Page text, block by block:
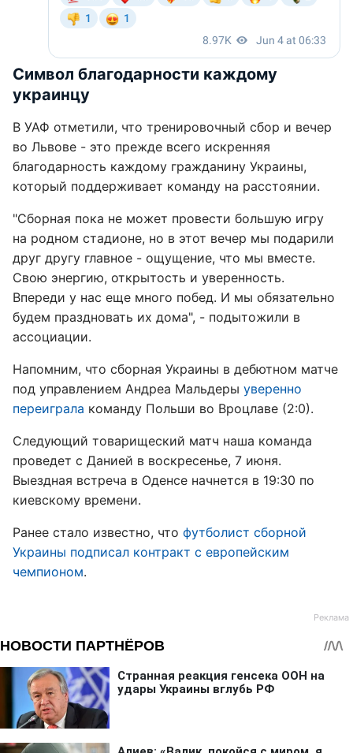
Символ благодарности каждому
украинцу
В УАФ отметили, что тренировочный сбор и вечер
во Львове - это прежде всего искренняя
благодарность каждому гражданину Украины,
который поддерживает команду на расстоянии.
"Сборная пока не может провести большую игру
на родном стадионе, но в этот вечер мы подарили
друг другу главное - ощущение, что мы вместе.
Свою энергию, открытость и уверенность.
Впереди у нас еще много побед. И мы обязательно
будем праздновать их дома", - подытожили в
ассоциации.
Напомним, что сборная Украины в дебютном матче
под управлением Андреа Мальдеры уверенно
переиграла команду Польши во Вроцлаве (2:0).
Следующий товарищеский матч наша команда
проведет с Данией в воскресенье, 7 июня.
Выездная встреча в Оденсе начнется в 19:30 по
киевскому времени.
Ранее стало известно, что футболист сборной
Украины подписал контракт с европейским
чемпионом.